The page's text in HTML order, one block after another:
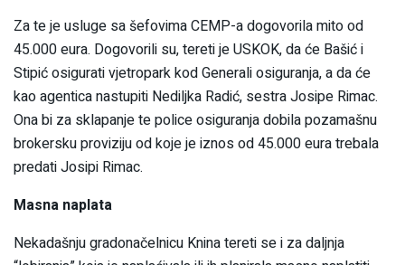
Za te je usluge sa šefovima CEMP-a dogovorila mito od
45.000 eura. Dogovorili su, tereti je USKOK, da će Bašić i
Stipić osigurati vjetropark kod Generali osiguranja, a da će
kao agentica nastupiti Nediljka Radić, sestra Josipe Rimac.
Ona bi za sklapanje te police osiguranja dobila pozamašnu
brokersku proviziju od koje je iznos od 45.000 eura trebala
predati Josipi Rimac.
Masna naplata
Nekadašnju gradonačelnicu Knina tereti se i za daljnja